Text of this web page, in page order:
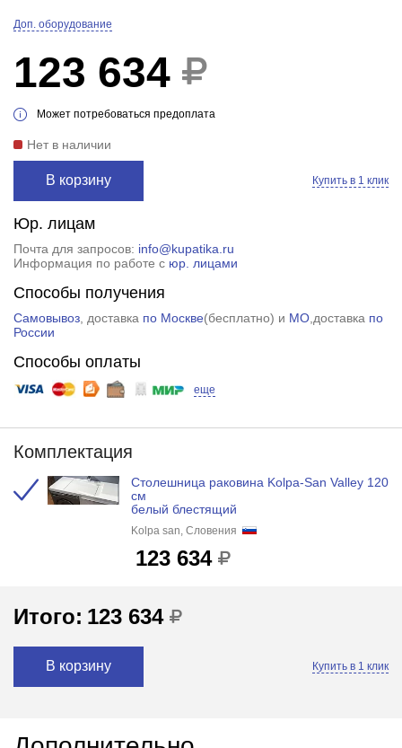
Доп. оборудование
123 634
Может потребоваться предоплата
Нет в наличии
В корзину Купить в 1 клик
Юр. лицам
Почта для запросов: info@kupatika.ru
Информация по работе с юр. лицами
Способы получения
Самовывоз, доставка по Москве(бесплатно) и МО,доставка по
России
Способы оплаты
еще
Комплектация
Столешница раковина Kolpa-San Valley 120
см
белый блестящий
Kolpa san, Словения
123 634
Итого: 123 634
В корзину Купить в 1 клик